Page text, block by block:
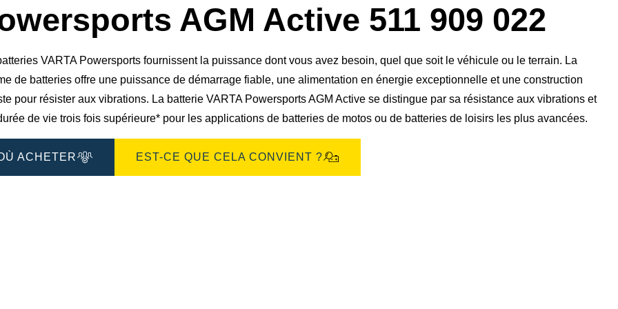
de
dialogue
de
dialogue
AGM Active 511 909 022
VARTA Powersports fournissent la puissance dont vous avez besoin, quel que soit le véhicule ou le terrain. La
de batteries offre une puissance de démarrage fiable, une alimentation en énergie exceptionnelle et une construction
pour résister aux vibrations. La batterie VARTA Powersports AGM Active se distingue par sa résistance aux vibrations et
de vie trois fois supérieure* pour les applications de batteries de motos ou de batteries de loisirs les plus avancées.
ACHETER EST-CE QUE CELA CONVIENT ?